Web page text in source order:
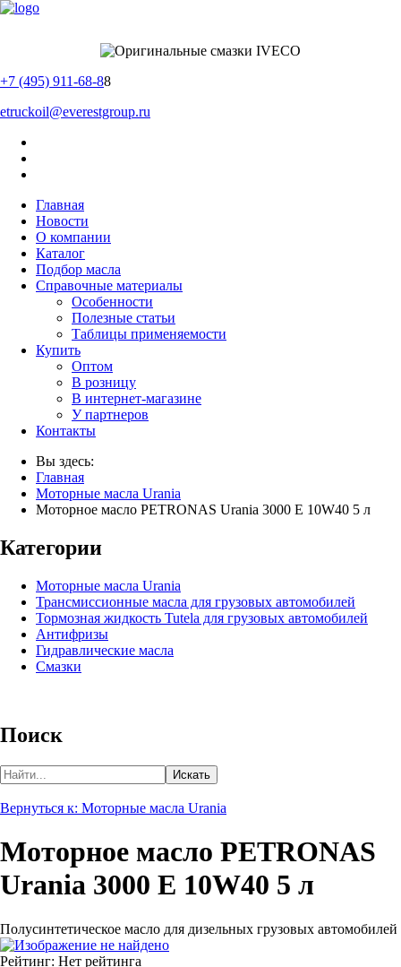
+7 (495) 911-68-88
etruckoil@everestgroup.ru
Главная
Новости
О компании
Каталог
Подбор масла
Справочные материалы
Особенности
Полезные статьи
Таблицы применяемости
Купить
Оптом
В розницу
В интернет-магазине
У партнеров
Контакты
Вы здесь:
Главная
Моторные масла Urania
Моторное масло PETRONAS Urania 3000 E 10W40 5 л
Категории
Моторные масла Urania
Трансмиссионные масла для грузовых автомобилей
Тормозная жидкость Tutela для грузовых автомобилей
Антифризы
Гидравлические масла
Смазки
Поиск
Вернуться к: Моторные масла Urania
Моторное масло PETRONAS
Urania 3000 E 10W40 5 л
Полусинтетическое масло для дизельных грузовых автомобилей
Рейтинг: Нет рейтинга